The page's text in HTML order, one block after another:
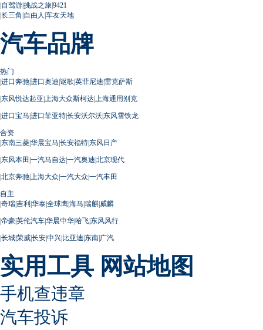
|自驾游|挑战之旅|9421
|长三角 |自由人 |车友天地
汽车品牌
热门
|进口奔驰|进口奥迪|讴歌|英菲尼迪|雷克萨斯
|东风悦达起亚| 上海大众斯柯达| 上海通用别克
|进口宝马|进口菲亚特|长安沃尔沃|东风雪铁龙
合资
|东南三菱|华晨宝马|长安福特|东风日产
|东风本田 |一汽马自达|一汽奥迪|北京现代
|北京奔驰| 上海大众|一汽大众|一汽丰田
自主
|奇瑞|吉利|华泰|全球鹰|海马|瑞麒|威麟
|帝豪|英伦汽车|华晨中华|哈飞|东风风行
|长城|荣威|长安|中兴|比亚迪|东南|广汽
实用工具 网站地图
手机查违章
汽车投诉